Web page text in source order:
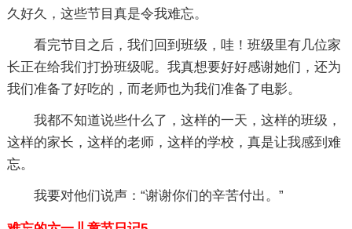
久好久，这些节目真是令我难忘。
看完节目之后，我们回到班级，哇！班级里有几位家
长正在给我们打扮班级呢。我真想要好好感谢她们，还为
我们准备了好吃的，而老师也为我们准备了电影。
我都不知道说些什么了，这样的一天，这样的班级，
这样的家长，这样的老师，这样的学校，真是让我感到难
忘。
我要对他们说声：“谢谢你们的辛苦付出。”